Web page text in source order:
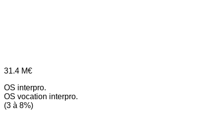
31.4 M€
OS interpro.
OS vocation interpro.
(3 à 8%)